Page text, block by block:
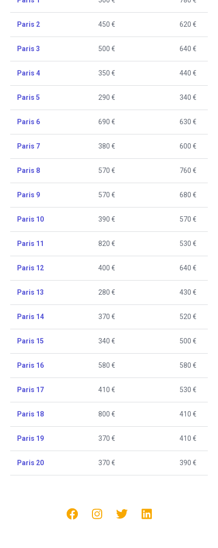
Paris 2 450 € 620 €
Paris 3 500 € 640 €
Paris 4 350 € 440 €
Paris 5 290 € 340 €
Paris 6 690 € 630 €
Paris 7 380 € 600 €
Paris 8 570 € 760 €
Paris 9 570 € 680 €
Paris 10 390 € 570 €
Paris 11 820 € 530 €
Paris 12 400 € 640 €
Paris 13 280 € 430 €
Paris 14 370 € 520 €
Paris 15 340 € 500 €
Paris 16 580 € 580 €
Paris 17 410 € 530 €
Paris 18 800 € 410 €
Paris 19 370 € 410 €
Paris 20 370 € 390 €